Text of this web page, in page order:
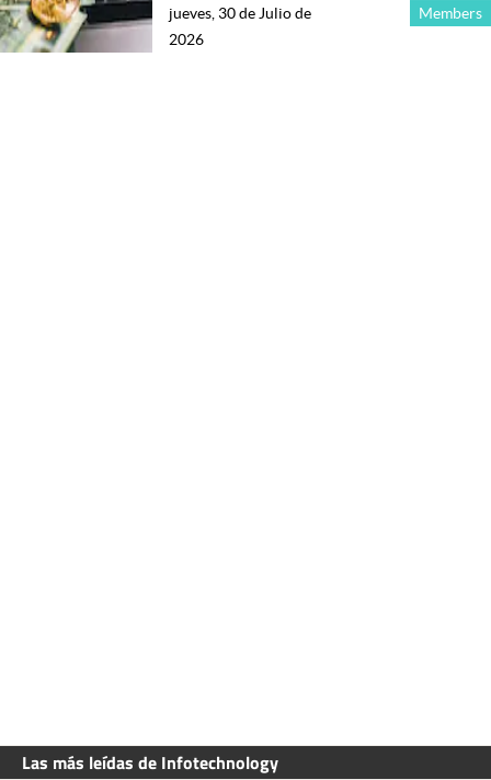
Members
jueves, 30 de Julio de
2026
Las más leídas de Infotechnology